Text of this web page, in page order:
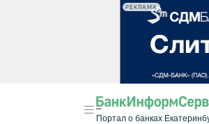
РЕКЛАМА
Портал о банках